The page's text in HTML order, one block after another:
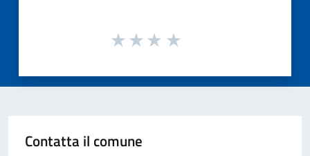
Contatta il comune